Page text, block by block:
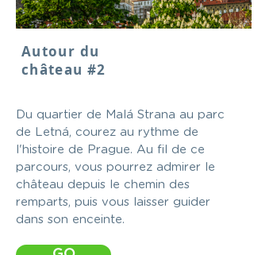
Autour du
château #2
Du quartier de Malá Strana au parc
de Letná, courez au rythme de
l'histoire de Prague. Au fil de ce
parcours, vous pourrez admirer le
château depuis le chemin des
remparts, puis vous laisser guider
dans son enceinte.